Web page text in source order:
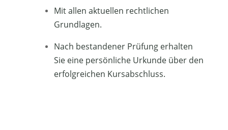
Mit allen aktuellen rechtlichen
Grundlagen.
Nach bestandener Prüfung erhalten
Sie eine persönliche Urkunde über den
erfolgreichen Kursabschluss.